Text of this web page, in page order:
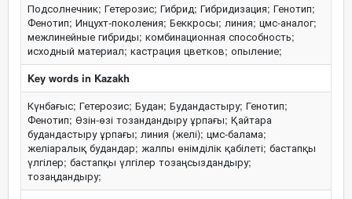
Подсолнечник; Гетерозис; Гибрид; Гибридизация; Генотип;
Фенотип; Инцухт-поколения; Беккросы; линия; цмс-аналог;
межлинейные гибриды; комбинационная способность;
исходный материал; кастрация цветков; опыление;
Key words in Kazakh
Күнбағыс; Гетерозис; Будан; Будандастыру; Генотип;
Фенотип; Өзін-өзі тозандандыру ұрпағы; Қайтара
будандастыру ұрпағы; линия (желі); цмс-балама;
желіаралық будандар; жалпы өнімділік қабілеті; бастапқы
үлгілер; бастапқы үлгілер тозаңсыздандыру;
тозаңдандыру;